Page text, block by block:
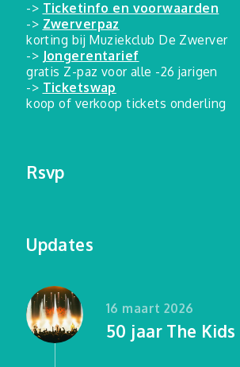
-> Ticketinfo en voorwaarden
-> Zwerverpaz
korting bij Muziekclub De Zwerver
-> Jongerentarief
gratis Z-paz voor alle -26 jarigen
-> Ticketswap
koop of verkoop tickets onderling
Rsvp
Updates
16 maart 2026
50 jaar The Kids